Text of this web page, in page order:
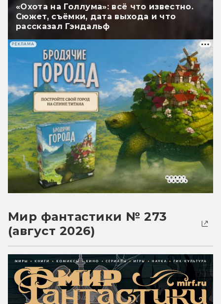
«Охота на Голлума»: всё что известно.
Сюжет, съёмки, дата выхода и что
рассказал Гэндальф
РЕКЛАМА
Мир фантастики № 273
(август 2026)